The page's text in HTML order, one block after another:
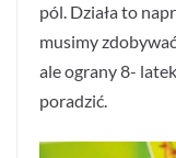
pól. Działa to
musimy
ale ograny 8-
poradzić.